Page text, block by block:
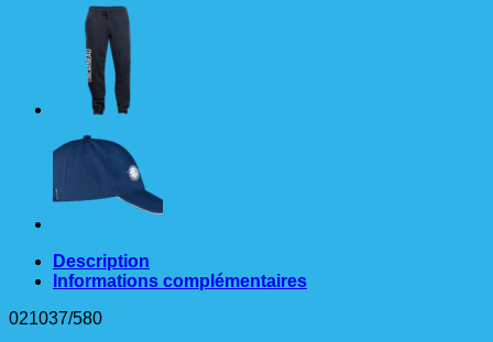
Marine
Description
Informations complémentaires
021037/580